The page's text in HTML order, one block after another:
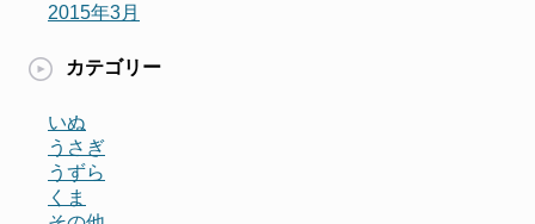
2015年3月
カテゴリー
いぬ
うさぎ
うずら
くま